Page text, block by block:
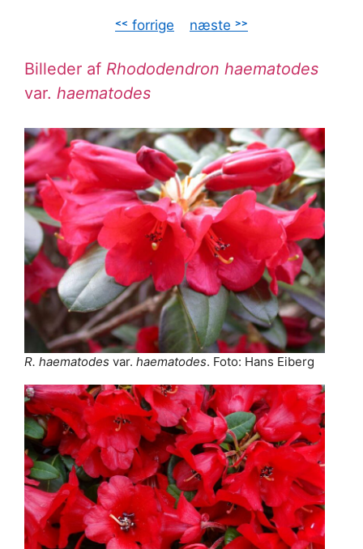
˂˂ forrige næste ˃˃
Billeder af Rhododendron haematodes
var. haematodes
R. haematodes var. haematodes. Foto: Hans Eiberg